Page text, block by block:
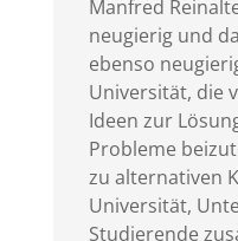
Manfred
neugierig und
ebenso
Universität, die
Ideen zur
Probleme
zu alternativen
Universität,
Studierende